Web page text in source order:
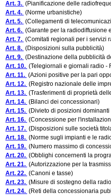
Art. 3. (Pianificazione delle
Art. 4. (Norme urbanistiche)
Art. 5. (Collegamenti di
Art. 6. (Garante per la radiodiffusione
Art. 7. (Comitati regionali per i servizi
Art. 8. (Disposizioni sulla pubblicità)
Art. 9. (Destinazione della pubblicità
Art. 10. (Telegiornali e giornali radio -
Art. 11. (Azioni positive per la pari
Art. 12. (Registro nazionale delle
Art. 13. (Trasferimenti di proprietà
Art. 14. (Bilanci dei concessionari)
Art. 15. (Divieto di posizioni
Art. 16. (Concessione per
Art. 17. (Disposizioni sulle società
Art. 18. (Norme sugli impianti e le
Art. 19. (Numero massimo di
Art. 20. (Obblighi concernenti la
Art. 21. (Autorizzazione per la
Art. 22. (Canoni e tasse)
Art. 23. (Misure di sostegno della
Art. 24. (Reti della concessionaria